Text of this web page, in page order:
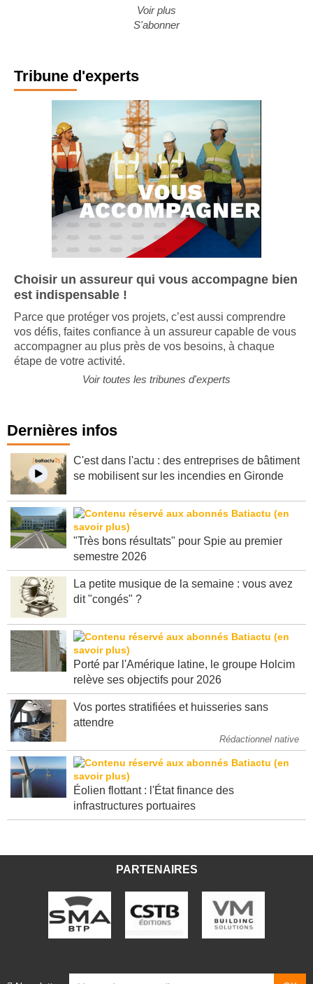
Voir plus
Tribune d'experts
Choisir un assureur qui vous accompagne bien
est indispensable !
Parce que protéger vos projets, c’est aussi comprendre
vos défis, faites confiance à un assureur capable de vous
accompagner au plus près de vos besoins, à chaque
Dernières infos
C'est dans l'actu : des entreprises de bâtiment
"Très bons résultats" pour Spie au premier
La petite musique de la semaine : vous avez
Porté par l'Amérique latine, le groupe Holcim
Vos portes stratifiées et huisseries sans
Rédactionnel native
Éolien flottant : l'État finance des